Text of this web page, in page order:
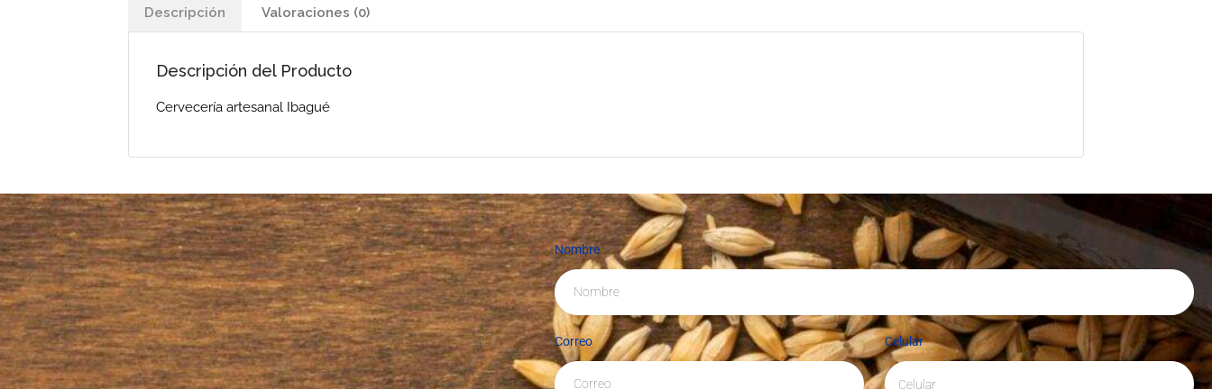
Descripción Valoraciones (0)
Descripción del Producto
Cervecería artesanal Ibagué
Nombre
Correo Celular